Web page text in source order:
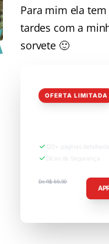
Para mim ela
tardes com a
sorvete 🙂
OFERTA LIMITADA
120+ páginas detalhadas
Dicas de Segurança
De R$ 59,90